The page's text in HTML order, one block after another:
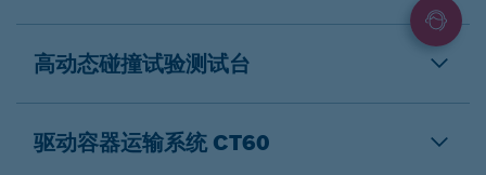
高动态碰撞试验测试台
驱动容器运输系统 CT60